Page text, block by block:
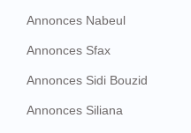
Annonces Nabeul
Annonces Sfax
Annonces Sidi Bouzid
Annonces Siliana